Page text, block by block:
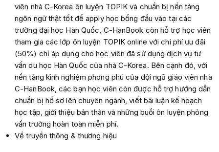
viên nhà C-Korea ôn luyện TOPIK và chuẩn bị nền tảng
ngôn ngữ thật tốt để apply học bổng đầu vào tại các
trường đại học Hàn Quốc, C-HanBook còn hỗ trợ học viên
tham gia các lớp ôn luyện TOPIK online với chi phí ưu đãi
(50%) chỉ áp dụng cho học viên đã sử dụng dịch vụ tư
vấn du học Hàn Quốc của nhà C-Korea. Bên cạnh đó, với
nền tảng kinh nghiệm phong phú của đội ngũ giáo viên nhà
C-HanBook, các bạn học viên còn được hỗ trợ hướng dẫn
chuẩn bị hồ sơ lên chuyên ngành, viết bài luận kế hoạch
học tập, giới thiệu bản thân và những buổi ôn luyện phỏng
vấn trường hoàn toàn miễn phí.
Về truyền thông & thương hiệu